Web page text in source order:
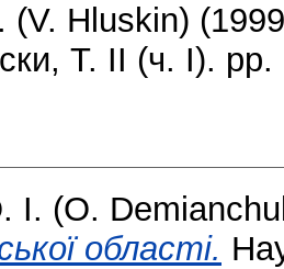
(V. Hluskin)
Т. ІІ (ч. І).
І. (O.
області.